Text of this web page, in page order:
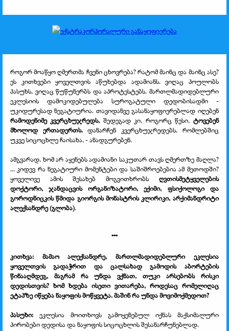
როგორ მოაწყო ღმერთმა ჩვენი ცხოვრება? რატომ მაინც და მაინც ასე?
ეს კითხვები ყოველთვის აწუხებდა ადამიანს. ვიღაც პოულობს
პასუხს, ვიღაც წუწუნერბს და აპროტესტებს. მართლმადიდებლური
ეკლესიის დამოკიდებულება სუროგატული დედობისადმი -
უკიდურესად ნეგატიურია. თავიდანვე გასანაყოფიერებლად იღებენ
რამოდენიმე კვერცხუჯრედს, შედეგად კი, როგორც წესი, ტოვებენ
მხოლოდ ერთადერთს.დანარჩენ კვერცხუჯრედებს, რომლებშიც
უკვე სიცოცხლე ჩაისახა, - ანადგურებენ.
ამგვარად, ხომ არ აყენებს ადამიანი საკუთარ თავს ღმერთზე მაღლა?
... კიდევ რა ნეგატიური მომენტები და საშიშროებებია ამ მეთოდში?
ყოველივე ამის შესახებ მოგვითხრობს ღვთისმეტყველების
დოქტორი, ჯანდაცვის ორგანიზატორი, ექიმი, ფსიქოლოგი და
გოროდნიცკის წმიდა გიორგის მონასტრის კლირიკი, არქიმანდრიტი
ალექსანდრე (გლობა).
***
კითხვა: მამაო ალექსანდრე, მართლმადიდებლური ეკლესია
ყოველთვის გადაჭრით და ცალსახად გამოდის აბორტების
წინააღმდეგ, მაგრამ რა უნდა ვქნათ, თუკი არსებობს რისკი
დედისთვის? ხომ ხდება ისეთი ვითარება, როდესაც რომელიღაც
ეტაპზე იწყება ნაყოფის მოწყვეტა. მაშინ რა უნდა მოვიმოქმედოთ?
პასუხი: ეკლესია მოითხოვს გამოყენებულ იქნას მაქსიმალური
პირობები დედისა და ნაყოფის სიცოცხლის შესანარჩუნებლად.